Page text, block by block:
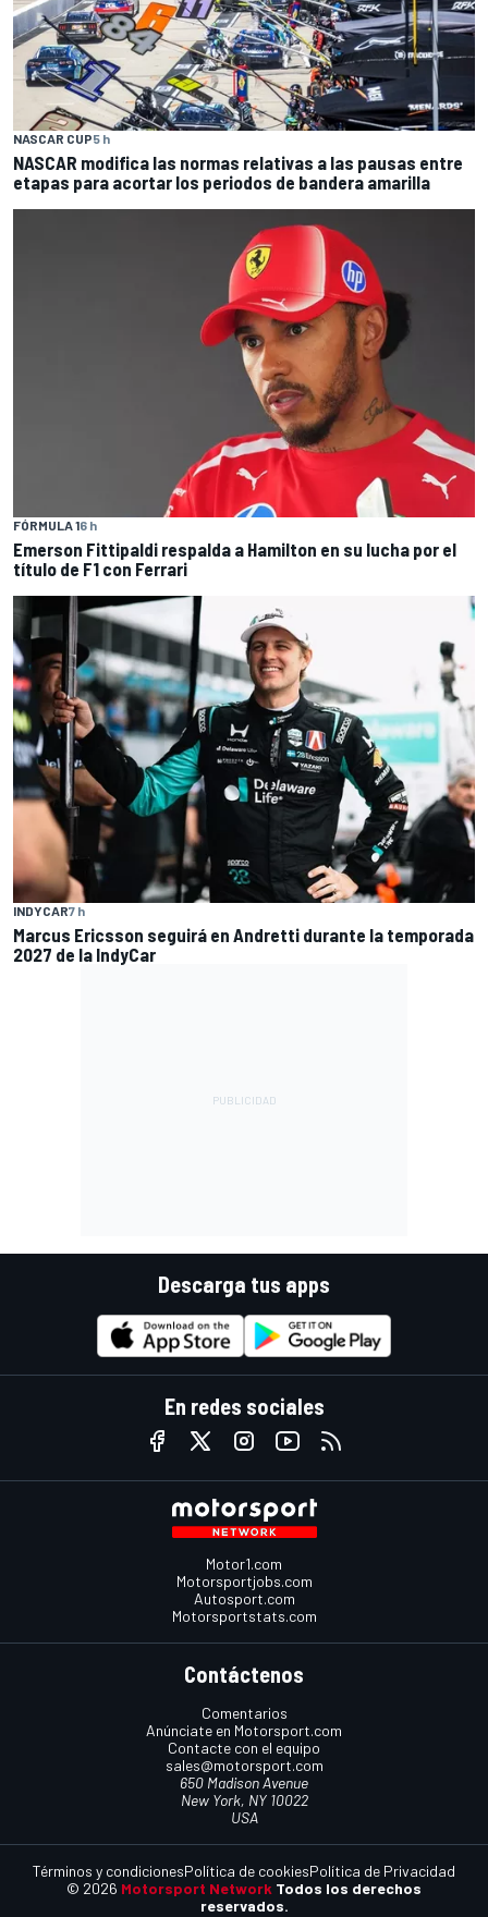
NASCAR CUP5 h
NASCAR modifica las normas relativas a las pausas entre
etapas para acortar los periodos de bandera amarilla
FÓRMULA 16 h
Emerson Fittipaldi respalda a Hamilton en su lucha por el
título de F1 con Ferrari
INDYCAR7 h
Marcus Ericsson seguirá en Andretti durante la temporada
2027 de la IndyCar
Descarga tus apps
En redes sociales
Motor1.com
Motorsportjobs.com
Autosport.com
Motorsportstats.com
Contáctenos
Comentarios
Anúnciate en Motorsport.com
Contacte con el equipo
sales@motorsport.com
650 Madison Avenue
New York, NY 10022
USA
© 2026 Motorsport Network Todos los derechos
reservados.
Términos y condicionesPolítica de cookiesPolítica de Privacidad